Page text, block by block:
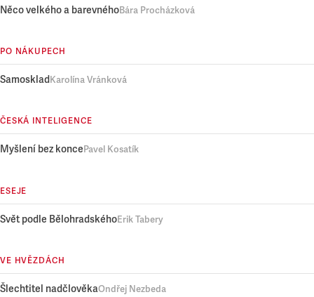
Něco velkého a barevnéhoBára Procházková
PO NÁKUPECH
SamoskladKarolína Vránková
ČESKÁ INTELIGENCE
Myšlení bez koncePavel Kosatík
ESEJE
Svět podle BělohradskéhoErik Tabery
VE HVĚZDÁCH
Šlechtitel nadčlověkaOndřej Nezbeda